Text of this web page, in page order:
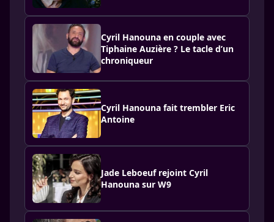
Cyril Hanouna en couple avec
Tiphaine Auzière ? Le tacle d’un
chroniqueur
Cyril Hanouna fait trembler Eric
Antoine
Jade Leboeuf rejoint Cyril
Hanouna sur W9